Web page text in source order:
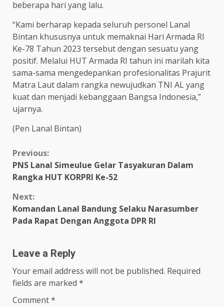
beberapa hari yang lalu.
“Kami berharap kepada seluruh personel Lanal
Bintan khususnya untuk memaknai Hari Armada RI
Ke-78 Tahun 2023 tersebut dengan sesuatu yang
positif. Melalui HUT Armada RI tahun ini marilah kita
sama-sama mengedepankan profesionalitas Prajurit
Matra Laut dalam rangka newujudkan TNI AL yang
kuat dan menjadi kebanggaan Bangsa Indonesia,”
ujarnya.
(Pen Lanal Bintan)
Continue
Reading
Previous:
PNS Lanal Simeulue Gelar Tasyakuran Dalam
Rangka HUT KORPRI Ke-52
Next:
Komandan Lanal Bandung Selaku Narasumber
Pada Rapat Dengan Anggota DPR RI
Leave a Reply
Your email address will not be published. Required
fields are marked *
Comment*